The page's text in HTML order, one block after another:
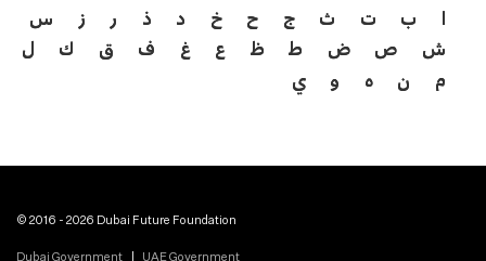
ا ب ت ث ج ح خ د ذ ر ز
س
ش
ص ض ط ظ ع غ ف ق ك
ل
م
ن ه و ي
© 2016 - 2026 Dubai Future Foundation
Dubai Government UAE Government